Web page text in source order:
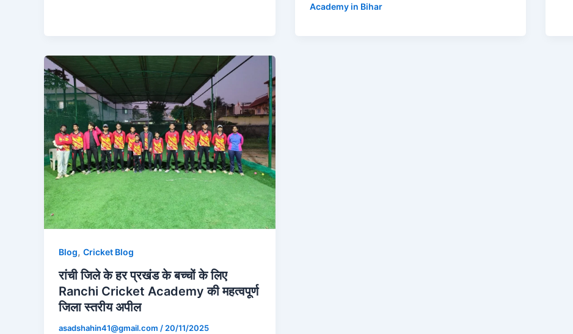
Academy in Bihar
Blog, Cricket Blog
रांची जिले के हर प्रखंड के बच्चों के लिए
Ranchi Cricket Academy की महत्वपूर्ण
जिला स्तरीय अपील
asadshahin41@gmail.com /20/11/2025